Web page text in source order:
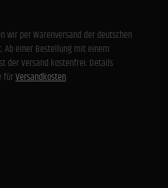
wir per Warenversand der deutschen
Ab einer Bestellung mit einem
der Versand kostenfrei. Details
fürVersandkosten.